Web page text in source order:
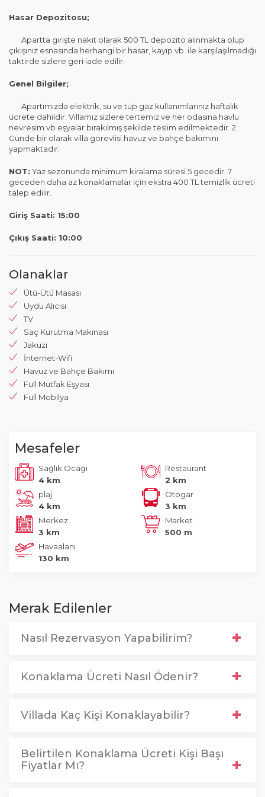
Hasar Depozitosu;
Apartta girişte nakit olarak 500 TL depozito alınmakta olup
çıkışınız esnasında herhangi bir hasar, kayıp vb. ile karşılaşılmadığı
taktirde sizlere geri iade edilir.
Genel Bilgiler;
Apartımızda elektrik, su ve tüp gaz kullanımlarınız haftalık
ücrete dahildir. Villamız sizlere tertemiz ve her odasına havlu
nevresim vb eşyalar bırakılmış şekilde teslim edilmektedir. 2
Günde bir olarak villa görevlisi havuz ve bahçe bakımını
yapmaktadır.
NOT: Yaz sezonunda minimum kiralama süresi 5 gecedir. 7
geceden daha az konaklamalar için ekstra 400 TL temizlik ücreti
talep edilir.
Giriş Saati: 15:00
Çıkış Saati: 10:00
Olanaklar
Ütü-Ütü Masası
Uydu Alıcısı
TV
Saç Kurutma Makinası
Jakuzi
İnternet-Wifi
Havuz ve Bahçe Bakımı
Full Mutfak Eşyası
Full Mobilya
Mesafeler
Sağlık Ocağı
4 km
Restaurant
2 km
plaj
4 km
Otogar
3 km
Merkez
3 km
Market
500 m
Havaalanı
130 km
Merak Edilenler
Nasıl Rezervasyon Yapabilirim?
Konaklama Ücreti Nasıl Ödenir?
Villada Kaç Kişi Konaklayabilir?
Belirtilen Konaklama Ücreti Kişi Başı
Fiyatlar Mı?